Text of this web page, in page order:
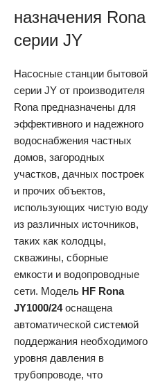
назначения Rona
серии JY
Насосные станции бытовой
серии JY от производителя
Rona предназначены для
эффективного и надежного
водоснабжения частных
домов, загородных
участков, дачных построек
и прочих объектов,
использующих чистую воду
из различных источников,
таких как колодцы,
скважины, сборные
емкости и водопроводные
сети. Модель HF Rona
JY1000/24оснащена
автоматической системой
поддержания необходимого
уровня давления в
трубопроводе, что